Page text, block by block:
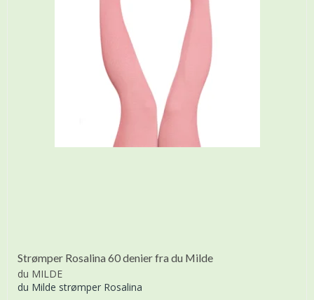
Strømper Rosalina 60 denier fra du Milde
du MILDE
du Milde strømper Rosalina